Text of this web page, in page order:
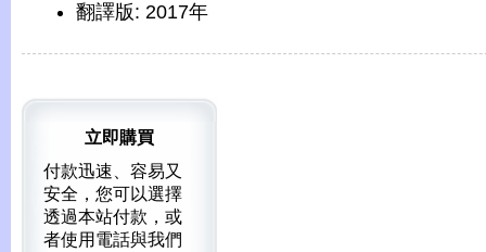
翻譯版: 2017年
立即購買
付款迅速、容易又
安全，您可以選擇
透過本站付款，或
者使用電話與我們